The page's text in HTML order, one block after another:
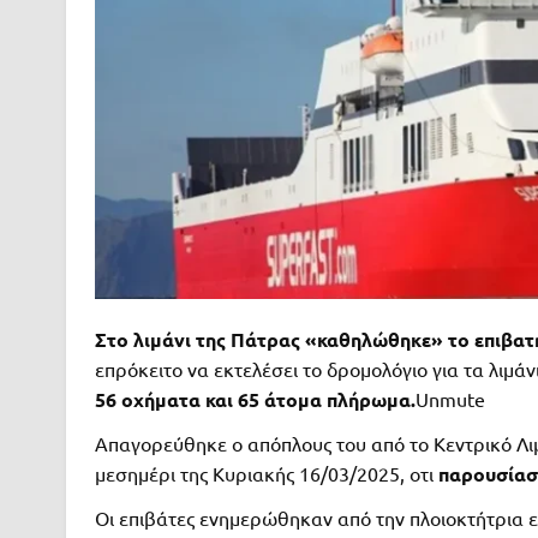
Στο λιμάνι της Πάτρας «καθηλώθηκε» το
επρόκειτο να εκτελέσει το δρομολόγιο για τα
56 οχήματα και 65 άτομα πλήρωμα.Unmute
Απαγορεύθηκε ο απόπλους του από το Κεντρικό
μεσημέρι της Κυριακής 16/03/2025, οτι
Οι επιβάτες ενημερώθηκαν από την πλοιοκτήτρια